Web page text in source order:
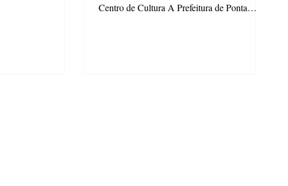
Centro de Cultura A Prefeitura de Ponta